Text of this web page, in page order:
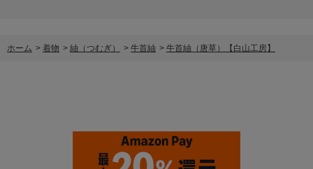
ホーム > 着物 > 紬（つむぎ） > 牛首紬 > 牛首紬（唐草）【白山工房】